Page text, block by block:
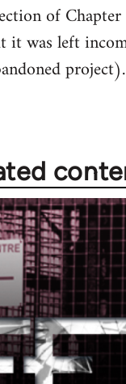
of
it was left
project).